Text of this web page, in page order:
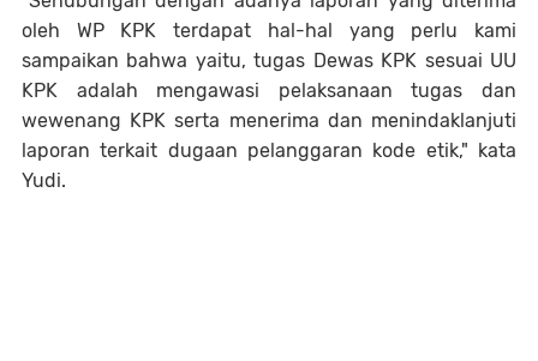
oleh WP KPK terdapat hal-hal yang perlu kami
sampaikan bahwa yaitu, tugas Dewas KPK sesuai UU
KPK adalah mengawasi pelaksanaan tugas dan
wewenang KPK serta menerima dan menindaklanjuti
laporan terkait dugaan pelanggaran kode etik," kata
Yudi.